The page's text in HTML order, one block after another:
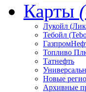
Карты
Лукойл
Тебойл
Топливо
Татнефть
Новые
Архивные